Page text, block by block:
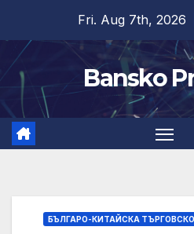
content
Fri. Aug 7th, 2026
Bansko
БЪЛГАРО-КИТАЙСКА